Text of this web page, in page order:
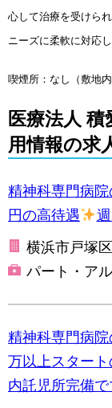
心して治療を受けら
ニーズに柔軟に対応
喫煙所：なし（敷地内
医療法人
用情報の求
精神科専門病
円の高待遇
横浜市戸塚区
パート・ア
精神科専門病
万以上スタート
内託児所完備